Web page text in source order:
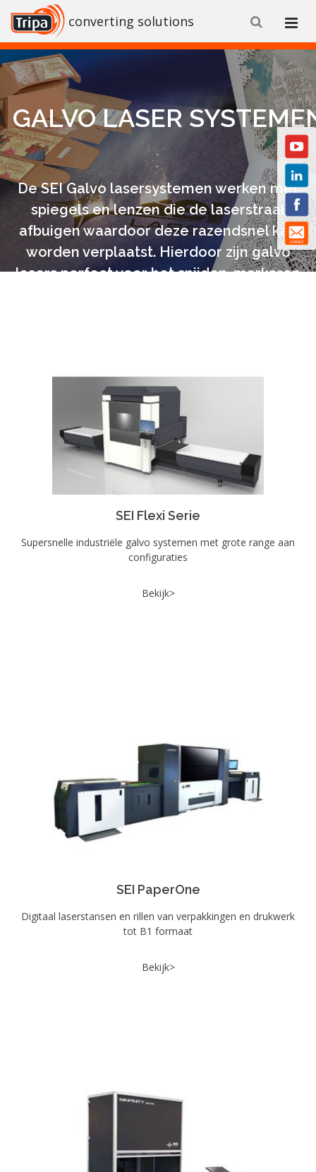
converting solutions
GALVO LASER
De SEI Galvo lasersystemen werken met
spiegels en lenzen die de laserstraal
afbuigen waardoor deze razendsnel kan
worden verplaatst. Hierdoor zijn galvo
lasers perfect voor het snijden, markeren
SEI Flexi Serie
Supersnelle industriële galvo systemen met grote range aan
configuraties
Bekijk>
SEI PaperOne
Digitaal laserstansen en rillen van verpakkingen en drukwerk
tot B1 formaat
Bekijk>